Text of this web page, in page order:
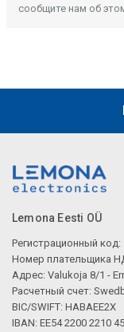
сообщите нам об
Lemona Eesti OÜ
Регистрационный код:
Номер плательщика
Адрес: Valukoja 8/1 -
Расчетный счет:
BIC/SWIFT: HABAEE2X
IBAN: EE54 2200 2210